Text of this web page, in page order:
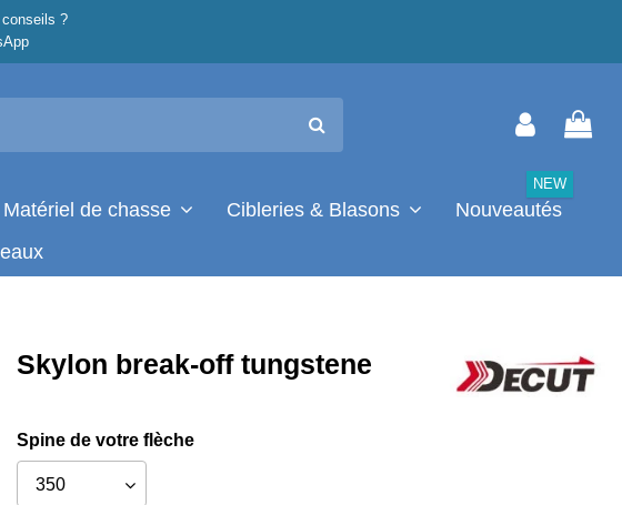
?
Matériel de chasse Cibleries & Blasons Nouveautés
NEW
Skylon break-off tungstene
Spine de votre flèche